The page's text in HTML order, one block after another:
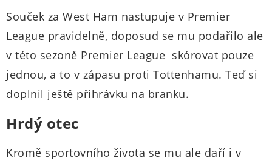
Souček za West Ham nastupuje v Premier
League pravidelně, doposud se mu podařilo ale
v této sezoně Premier League skórovat pouze
jednou, a to v zápasu proti Tottenhamu. Teď si
doplnil ještě přihrávku na branku.
Hrdý otec
Kromě sportovního života se mu ale daří i v